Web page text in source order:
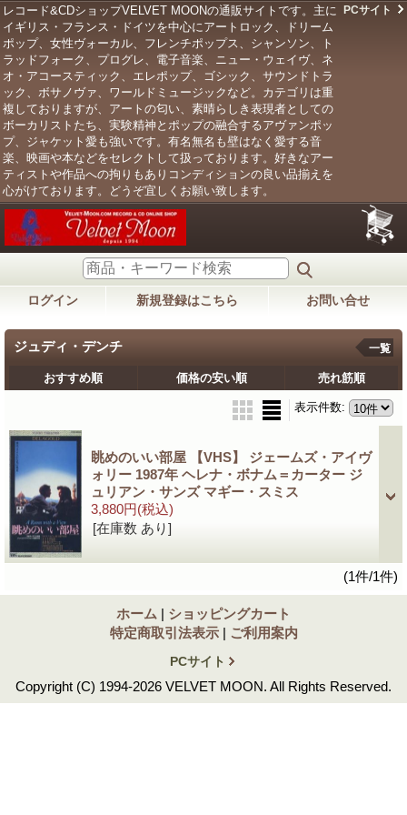
レコード&CDショップVELVET MOONの通販サイトです。主に
イギリス・フランス・ドイツを中心にアートロック、ドリーム
ポップ、女性ヴォーカル、フレンチポップス、シャンソン、ト
ラッドフォーク、プログレ、電子音楽、ニュー・ウェイヴ、ネ
オ・アコースティック、エレポップ、ゴシック、サウンドトラ
ック、ボサノヴァ、ワールドミュージックなど。カテゴリは重
複しておりますが、アートの匂い、素晴らしき表現者としての
ボーカリストたち、実験精神とポップの融合するアヴァンポッ
プ、ジャケット愛も強いです。有名無名も壁はなく愛する音
楽、映画や本などをセレクトして扱っております。好きなアー
ティストや作品への拘りもありコンディションの良い品揃えを
心がけております。どうぞ宜しくお願い致します。
PCサイト
ログイン 新規登録はこちら お問い合せ
ジュディ・デンチ 一覧
おすすめ順 価格の安い順 売れ筋順
表示件数:
眺めのいい部屋 【VHS】 ジェームズ・アイヴ
ォリー 1987年 ヘレナ・ボナム＝カーター ジ
ュリアン・サンズ マギー・スミス
3,880円(税込)
[在庫数 あり]
(1件/1件)
ホーム | ショッピングカート
特定商取引法表示 | ご利用案内
PCサイト
Copyright (C) 1994-2026 VELVET MOON. All Rights Reserved.